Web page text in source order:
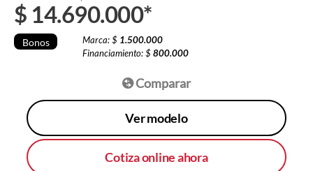
$ 14.690.000*
Bonos Marca: $ 1.500.000
Financiamiento: $ 800.000
Comparar
Ver modelo
Cotiza online ahora